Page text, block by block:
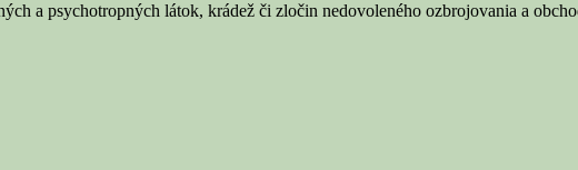
a psychotropných látok, krádež či zločin nedovoleného ozbrojovania a